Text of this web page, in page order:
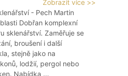
Zobrazit více >>
- Pech Martin
Dobřan komplexní
sklenářství. Zaměřuje se
broušení i další
stejně jako na
lodžií, pergol nebo
Nabídka ...